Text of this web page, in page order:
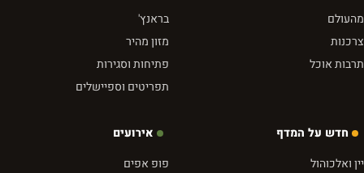
מהעולם
צרכנות
תרבות אוכל
בראנץ'
מזון מהיר
פתיחות וסגירות
תפריטים וספיישלים
חדש על המדף
יין ואלכוהול
אירועים
פופ אפים